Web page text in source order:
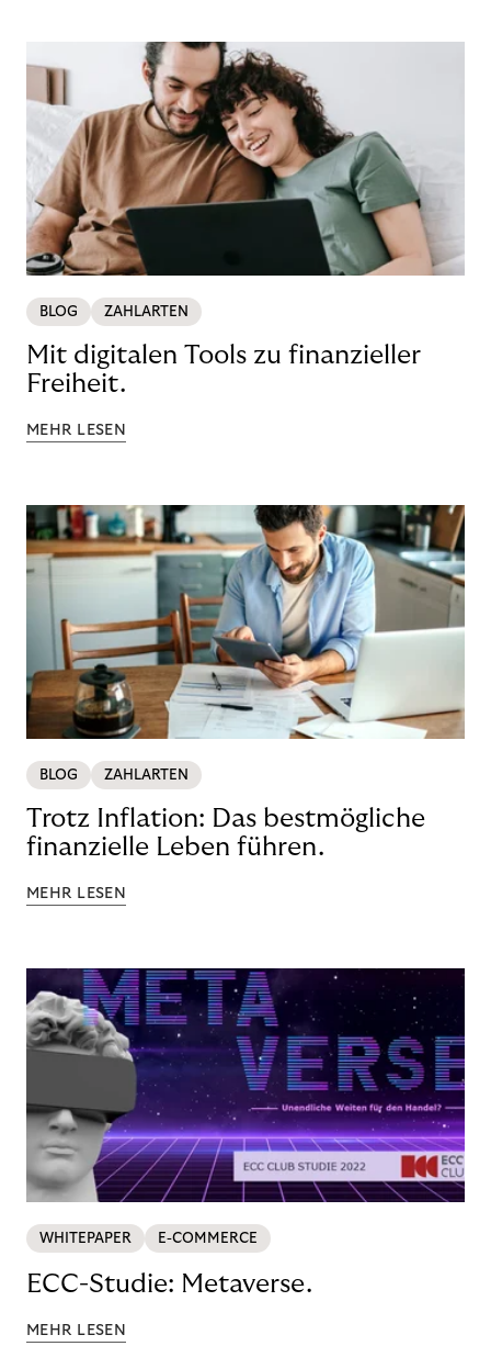
BLOG ZAHLARTEN
Mit digitalen Tools zu finanzieller
Freiheit.
MEHR LESEN
BLOG ZAHLARTEN
Trotz Inflation: Das bestmögliche
finanzielle Leben führen.
MEHR LESEN
WHITEPAPER E-COMMERCE
ECC-Studie: Metaverse.
MEHR LESEN